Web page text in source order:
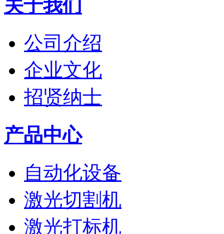
关于我们
公司介绍
企业文化
招贤纳士
产品中心
自动化设备
激光切割机
激光打标机